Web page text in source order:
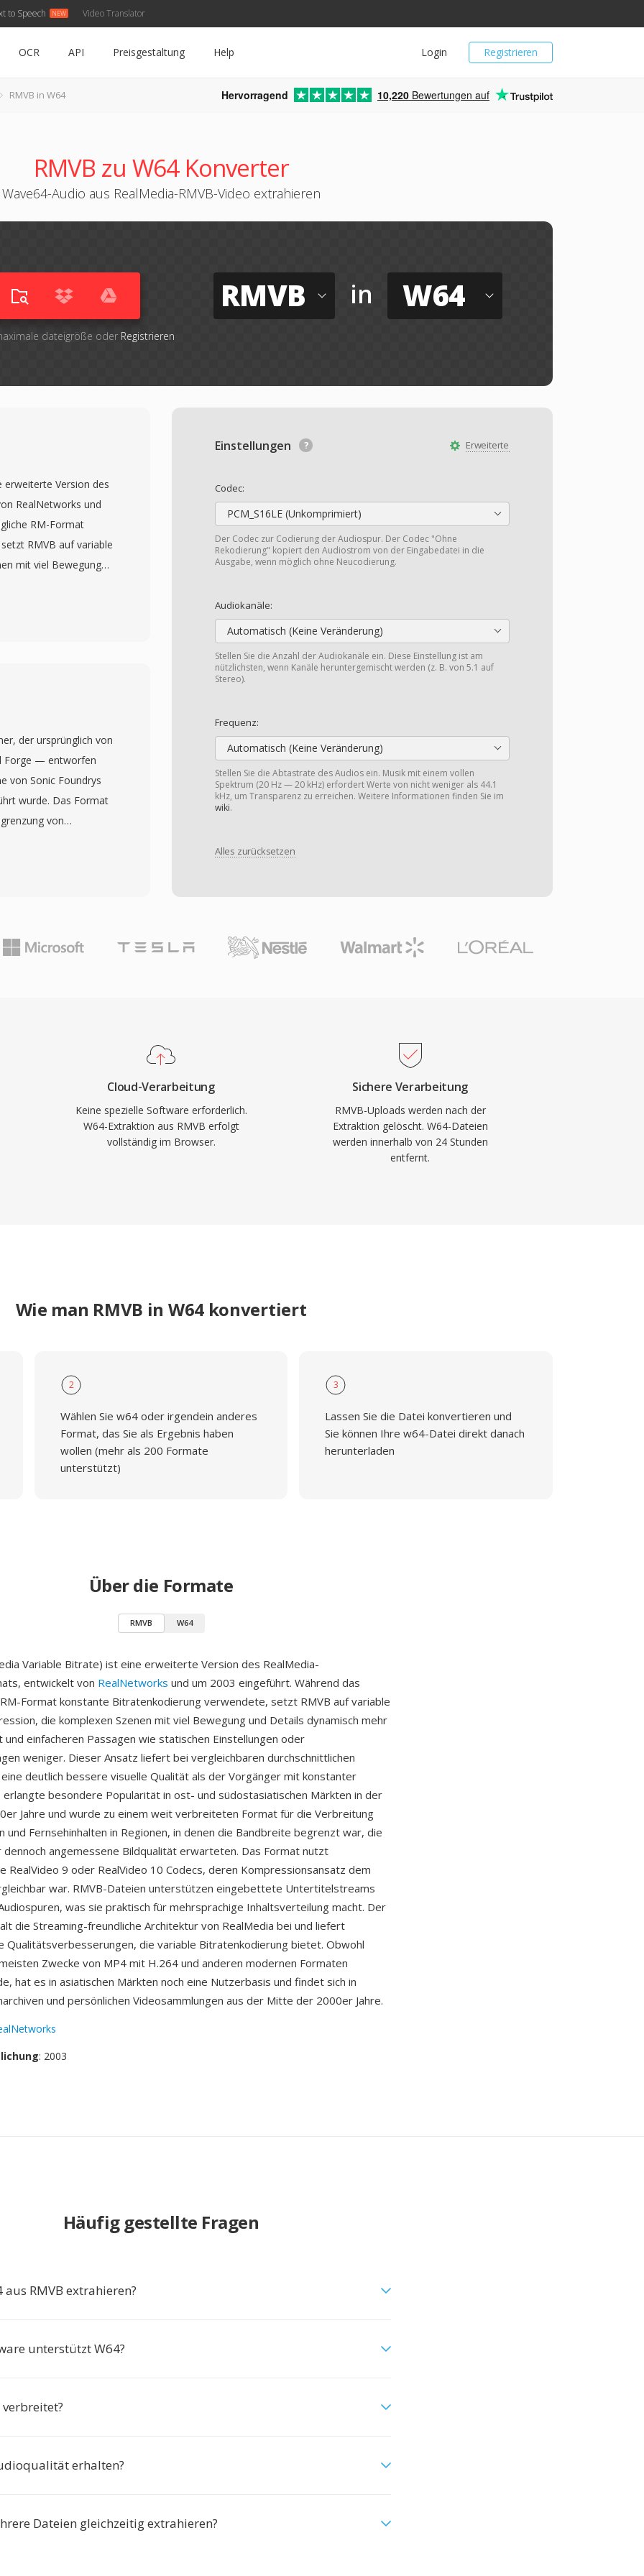
to Speech Video Translator
Registrieren
Login
OCR API Preisgestaltung Help
RMVB in W64 Hervorragend 10,220 Bewertungen auf
RMVB zu W64 Konverter
Wave64-Audio aus RealMedia-RMVB-Video extrahieren
dateigröße oder Registrieren
RMVB in W64
Erweiterte
Einstellungen
Codec:
PCM_S16LE (Unkomprimiert)
Der Codec zur Codierung der Audiospur. Der Codec "Ohne
Rekodierung" kopiert den Audiostrom von der Eingabedatei in die
Ausgabe, wenn möglich ohne Neucodierung.
Audiokanäle:
Automatisch (Keine Veränderung)
Stellen Sie die Anzahl der Audiokanäle ein. Diese Einstellung ist am
nützlichsten, wenn Kanäle heruntergemischt werden (z. B. von 5.1 auf
Stereo).
Frequenz:
Automatisch (Keine Veränderung)
Stellen Sie die Abtastrate des Audios ein. Musik mit einem vollen
Spektrum (20 Hz — 20 kHz) erfordert Werte von nicht weniger als 44.1
kHz, um Transparenz zu erreichen. Weitere Informationen finden Sie im
wiki.
Alles zurücksetzen
erweiterte Version des
RealNetworks und
RM-Format
RMVB auf variable
mit viel Bewegung
und einfacheren
Format für die
aber dennoch
Format nutzt
10 Codecs, deren
war. RMVB-
und mehrere
hat es in
der ursprünglich von
Forge — entworfen
von Sonic Foundrys
wurde. Das Format
von
bei langen
im Exabyte-Bereich
Das
andere professionelle
für
und Produzenten,
von WAV ohne die
Cloud-Verarbeitung
Keine spezielle Software erforderlich.
W64-Extraktion aus RMVB erfolgt
vollständig im Browser.
Sichere Verarbeitung
RMVB-Uploads werden nach der
Extraktion gelöscht. W64-Dateien
werden innerhalb von 24 Stunden
entfernt.
Wie man RMVB in W64 konvertiert
2
Wählen Sie w64 oder irgendein anderes
Format, das Sie als Ergebnis haben
wollen (mehr als 200 Formate
unterstützt)
3
Lassen Sie die Datei konvertieren und
Sie können Ihre w64-Datei direkt danach
herunterladen
Über die Formate
RMVB W64
Variable Bitrate) ist eine erweiterte Version des RealMedia-
entwickelt von RealNetworks und um 2003 eingeführt. Während das
Format konstante Bitratenkodierung verwendete, setzt RMVB auf variable
die komplexen Szenen mit viel Bewegung und Details dynamisch mehr
und einfacheren Passagen wie statischen Einstellungen oder
weniger. Dieser Ansatz liefert bei vergleichbaren durchschnittlichen
deutlich bessere visuelle Qualität als der Vorgänger mit konstanter
erlangte besondere Popularität in ost- und südostasiatischen Märkten in der
Jahre und wurde zu einem weit verbreiteten Format für die Verbreitung
und Fernsehinhalten in Regionen, in denen die Bandbreite begrenzt war, die
dennoch angemessene Bildqualität erwarteten. Das Format nutzt
RealVideo 9 oder RealVideo 10 Codecs, deren Kompressionsansatz dem
war. RMVB-Dateien unterstützen eingebettete Untertitelstreams
was sie praktisch für mehrsprachige Inhaltsverteilung macht. Der
die Streaming-freundliche Architektur von RealMedia bei und liefert
Qualitätsverbesserungen, die variable Bitratenkodierung bietet. Obwohl
Zwecke von MP4 mit H.264 und anderen modernen Formaten
hat es in asiatischen Märkten noch eine Nutzerbasis und findet sich in
und persönlichen Videosammlungen aus der Mitte der 2000er Jahre.
: 2003
Häufig gestellte Fragen
RMVB extrahieren?
unterstützt W64?
erhalten?
Dateien gleichzeitig extrahieren?